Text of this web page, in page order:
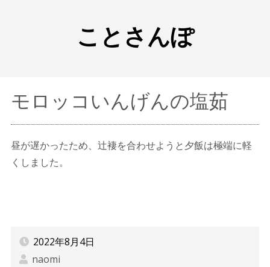
ことさんぽ
モロッコいんげんの塩茹
昼が遅かったため、辻褄を合わせようと夕飯は極端に軽
くしました。
2022年8月4日
naomi